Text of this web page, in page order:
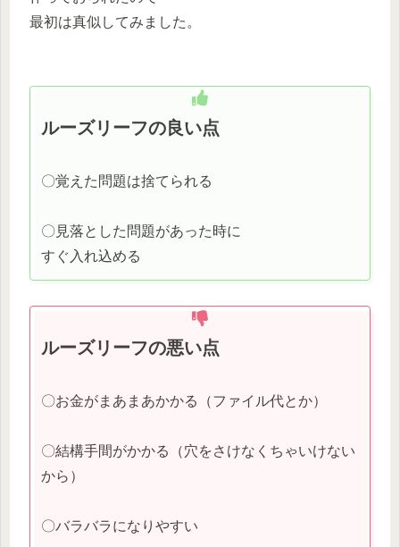
最初は真似してみました。
ルーズリーフの良い点
〇覚えた問題は捨てられる
〇見落とした問題があった時に
すぐ入れ込める
ルーズリーフの悪い点
〇お金がまあまあかかる（ファイル代とか）
〇結構手間がかかる（穴をさけなくちゃいけない
から）
〇バラバラになりやすい